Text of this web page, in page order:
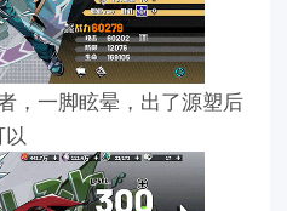
，一脚眩晕，出了源塑后